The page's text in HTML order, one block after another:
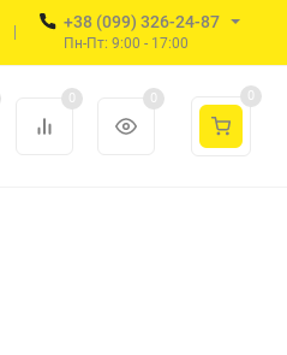
+38 (099) 326-24-87
Пн-Пт: 9:00 - 17:00
0 0 0